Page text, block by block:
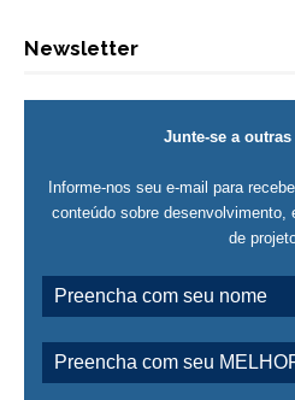
Newsletter
Junte-se a
Informe-nos seu e-mail para
conteúdo sobre desenvolvimento,
de